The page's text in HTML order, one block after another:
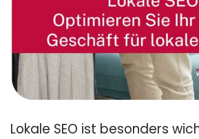
Lokale SEO ist besonders